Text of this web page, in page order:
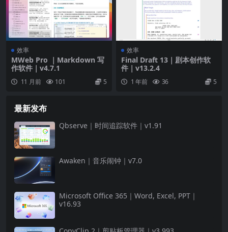
效率
MWeb Pro ｜Markdown 写
作软件｜v4.7.1
11 月前 101 5
效率
Final Draft 13｜剧本创作软
件｜v13.2.4
1 年前 36 5
最新发布
Qbserve｜时间追踪软件｜v1.91
Awaken｜音乐闹钟｜v7.0
Microsoft Office 365｜Word, Excel, PPT｜
v16.93